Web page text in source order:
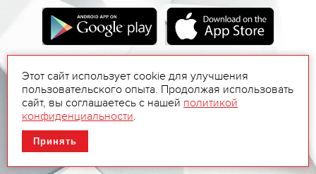
Этот сайт использует cookie для улучшения
пользовательского опыта. Продолжая использовать
сайт, вы соглашаетесь с нашей политикой
конфиденциальности.
Принять